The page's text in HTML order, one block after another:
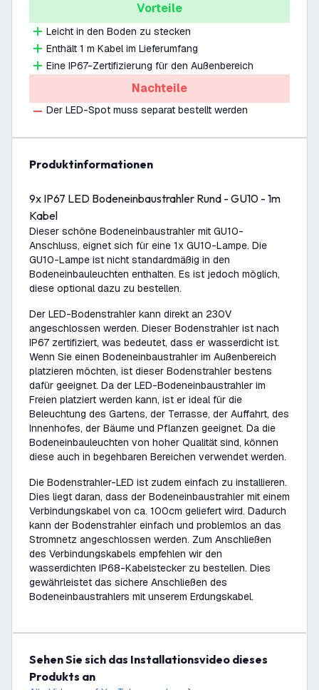
Vorteile
Leicht in den Boden zu stecken
Enthält 1 m Kabel im Lieferumfang
Eine IP67-Zertifizierung für den Außenbereich
Nachteile
Der LED-Spot muss separat bestellt werden
Produktinformationen
9x IP67 LED Bodeneinbaustrahler Rund - GU10 - 1m
Kabel
Dieser schöne Bodeneinbaustrahler mit GU10-
Anschluss, eignet sich für eine 1x GU10-Lampe. Die
GU10-Lampe ist nicht standardmäßig in den
Bodeneinbauleuchten enthalten. Es ist jedoch möglich,
diese optional dazu zu bestellen.
Der LED-Bodenstrahler kann direkt an 230V
angeschlossen werden. Dieser Bodenstrahler ist nach
IP67 zertifiziert, was bedeutet, dass er wasserdicht ist.
Wenn Sie einen Bodeneinbaustrahler im Außenbereich
platzieren möchten, ist dieser Bodenstrahler bestens
dafür geeignet. Da der LED-Bodeneinbaustrahler im
Freien platziert werden kann, ist er ideal für die
Beleuchtung des Gartens, der Terrasse, der Auffahrt, des
Innenhofes, der Bäume und Pflanzen geeignet. Da die
Bodeneinbauleuchten von hoher Qualität sind, können
diese auch in begehbaren Bereichen verwendet werden.
Die Bodenstrahler-LED ist zudem einfach zu installieren.
Dies liegt daran, dass der Bodeneinbaustrahler mit einem
Verbindungskabel von ca. 100cm geliefert wird. Dadurch
kann der Bodenstrahler einfach und problemlos an das
Stromnetz angeschlossen werden. Zum Anschließen
des Verbindungskabels empfehlen wir den
wasserdichten IP68-Kabelstecker zu bestellen. Dies
gewährleistet das sichere Anschließen des
Bodeneinbaustrahlers mit unserem Erdungskabel.
Sehen Sie sich das Installationsvideo dieses
Produkts an